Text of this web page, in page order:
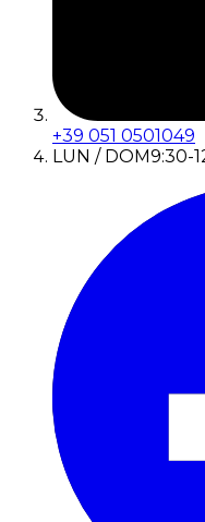
+39 051 0501049
LUN / DOM9:30-